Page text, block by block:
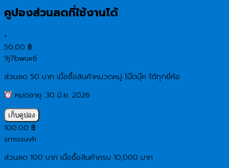
คูปองส่วนลดที่ใช้งานได้
×
50.00 ฿
9j7bwux6
ส่วนลด 50 บาท เมื่อซื้อสินค้าหมวดหมู่ โน๊ตบุ๊ค ได้ทุกยี่ห้อ
หมดอายุ: 30 มิ.ย. 2026
เก็บคูปอง
100.00 ฿
srmssuvh
ส่วนลด 100 บาท เมื่อซื้อสินค้าครบ 10,000 บาท